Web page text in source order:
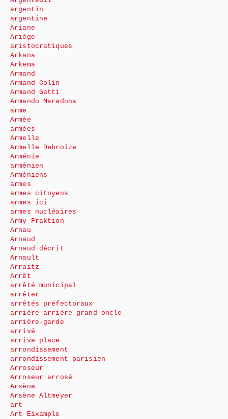
argentin
argentine
Ariane
Ariège
aristocratiques
Arkana
Arkema
Armand
Armand Colin
Armand Gatti
Armando Maradona
arme
Armée
armées
Armelle
Armelle Debroize
Arménie
arménien
Arméniens
armes
armes citoyens
armes ici
armes nucléaires
Army Fraktion
Arnau
Arnaud
Arnaud décrit
Arnault
Arraitz
Arrêt
arrêté municipal
arrêter
arrêtés préfectoraux
arrière-arrière grand-oncle
arrière-garde
arrivé
arrive place
arrondissement
arrondissement parisien
Arroseur
Arroseur arrosé
Arsène
Arsène Altmeyer
art
Art Eixample